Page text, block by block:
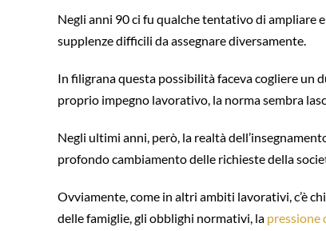
Negli anni 90 ci fu qualche tentativo di ampliare
supplenze difficili da assegnare diversamente.
In filigrana questa possibilità faceva cogliere un
proprio impegno lavorativo, la norma sembra
Negli ultimi anni, però, la realtà
profondo cambiamento delle richieste della
Ovviamente, come in altri ambiti lavorativi, c’è
delle famiglie, gli obblighi normativi, la pressione